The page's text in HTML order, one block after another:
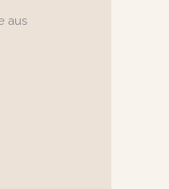
aus